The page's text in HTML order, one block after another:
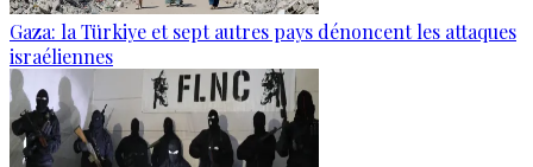
Gaza: la Türkiye et sept autres pays dénoncent les attaques
israéliennes